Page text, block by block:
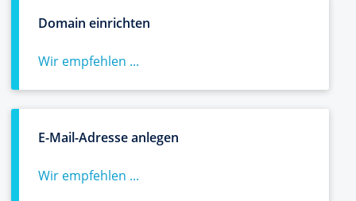
Domain einrichten
Wir empfehlen ...
E-Mail-Adresse anlegen
Wir empfehlen ...